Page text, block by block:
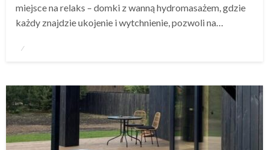
miejsce na relaks – domki z wanną hydromasażem, gdzie
każdy znajdzie ukojenie i wytchnienie, pozwoli na…
Opublikowane